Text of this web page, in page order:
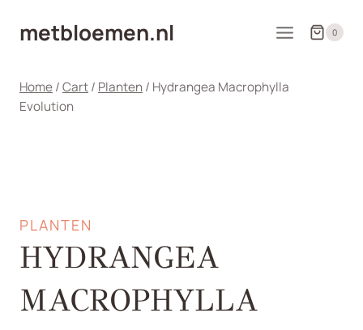
naarmetbloemen.nl 0
Home/Cart/ Planten/ Hydrangea Macrophylla
Evolution
PLANTEN
HYDRANGEA
MACROPHYLLA